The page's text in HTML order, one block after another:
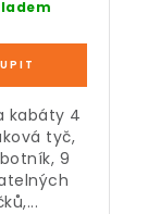
kabáty 4
tyč,
9